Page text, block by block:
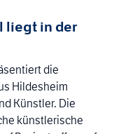
liegt in der
die
Hildesheim
Künstler. Die
künstlerische